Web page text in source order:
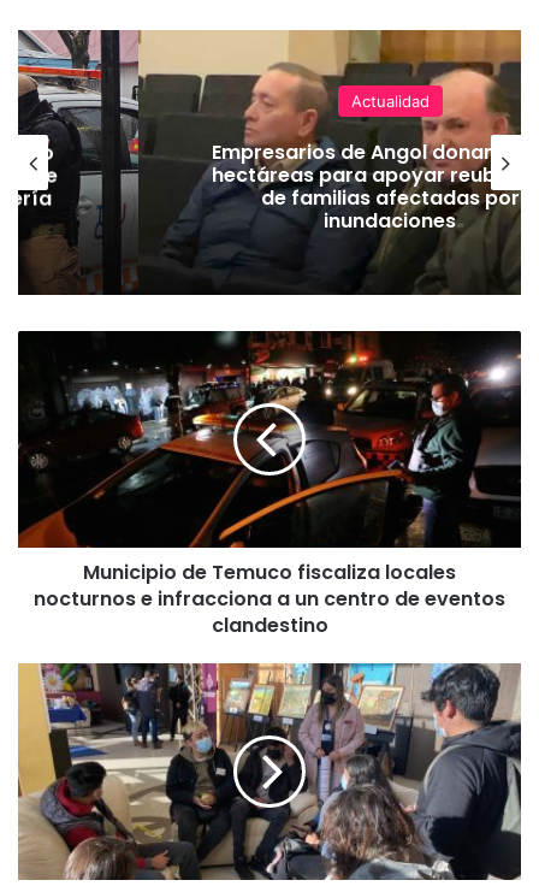
Actualidad
Empresarios de Angol donan cuatro
hectáreas para apoyar reubicación
de familias afectadas por
inundaciones
c
o
f
i
s
c
a
Municipio de Temuco fiscaliza locales
nocturnos e infracciona a un centro de eventos
clandestino
x
i
t
o
s